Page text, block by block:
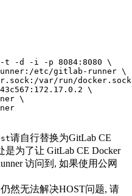
-t -d -i -p 8084:8080 \
etc/gitlab-runner \
var/run/
\
\
请自行替换为GitLab CE
是为了让 GitLab CE Docker
访问到, 如果使用公网
仍然无法解决HOST问题, 请